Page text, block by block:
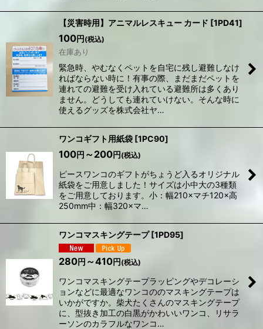
【災害時用】アニマルレスキュー カード [1PD41]
100円 (税込)
在庫あり
緊急時、やむなくペットを自宅に残し避難しなけ
ればならない時に！有事の際、まだまだペットを
連れての避難を受け入れている避難所は多くあり
ません。どうしても連れていけない。そんな時に
使えるグッズを株式会社ヤ…
ワンコギフト用紙袋 [1PC90]
100円 ～200円 (税込)
ピースワンコのギフトがちょうど入るオリジナル
紙袋をご用意しました！サイズは小中大の3種類
をご用意しております。小：幅210×マチ120×高
250mm中：幅320×マ…
ワンコマスキングテープ [1PD95]
280円 ～410円 (税込)
ワンコマスキングテープラッピングやデコレーシ
ョンなどに最適なワンコののマスキングテープは
いかがですか。柴犬たくさんのマスキングテープ
に、型抜き加工の白黒がかわいいワンコ、リサラ
ーソンのカラフルなワンコ…